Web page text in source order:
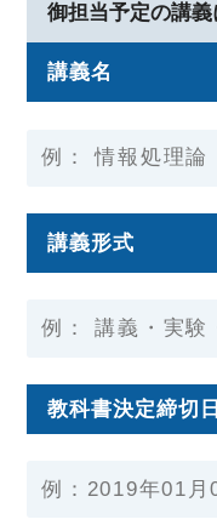
御担当予定の講義
講義名
講義形式
教科書決定締切日